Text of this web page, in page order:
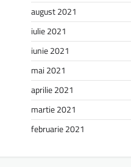
august 2021
iulie 2021
iunie 2021
mai 2021
aprilie 2021
martie 2021
februarie 2021